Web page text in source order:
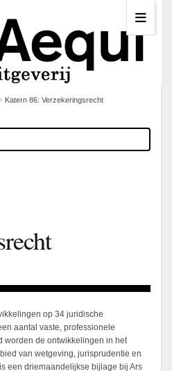
Katern 86: Verzekeringsrecht
op 34 juridische
aantal vaste, professionele
worden de ontwikkelingen in het
van wetgeving, jurisprudentie en
een driemaandelijkse bijlage bij Ars